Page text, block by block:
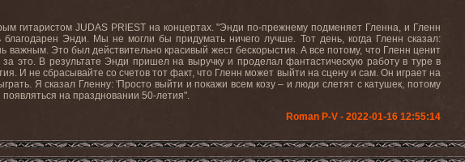
гитаристом JUDAS PRIEST на концертах. "Энди по-прежнему подменяет Гленна, и Гленн
Энди. Мы не могли бы придумать ничего лучше. Тот день, когда Гленн сказал:
Это был действительно красивый жест бескорыстия. А все потому, что Гленн ценит
это. В результате Энди пришел на выручку и проделал фантастическую работу в туре в
И не сбрасывайте со счетов тот факт, что Гленн может выйти на сцену и сам. Он играет на
Я сказал Гленну: 'Просто выйти и покажи всем козу – и люди слетят с катушек, потому
появляться на праздновании 50-летия".
Roman P-V - 2022-01-16 12:55:14